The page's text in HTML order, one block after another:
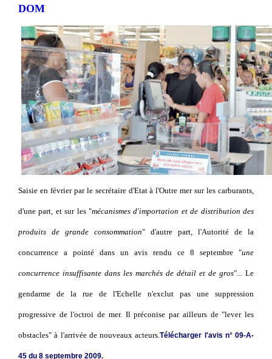
DOM
Saisie en février par le secrétaire d'Etat à l'Outre mer sur les carburants,
d'une part, et sur les "mécanismes d'importation et de distribution des
produits de grande consommation" d'autre part, l'Autorité de la
concurrence a pointé dans un avis rendu ce 8 septembre "une
concurrence insuffisante dans les marchés de détail et de gros". .. Le
gendarme de la rue de l'Echelle n'exclut pas une suppression
progressive de l'octroi de mer. Il préconise par ailleurs de "lever les
obstacles" à l'arrivée de nouveaux acteurs.Télécharger l'avis n° 09-A-
45 du 8 septembre 2009.